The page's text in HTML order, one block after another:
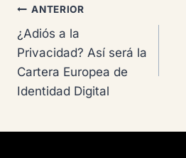
Navegación
de
entradas
ANTERIOR
¿Adiós a la
Privacidad? Así será la
Cartera Europea de
Identidad Digital